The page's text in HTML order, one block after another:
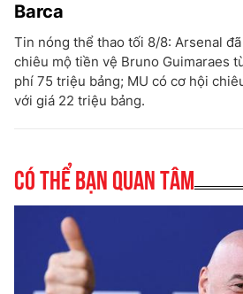
Barca
Tin nóng thể thao tối 8/8: Arsenal
chiêu mộ tiền vệ Bruno Guimaraes
phí 75 triệu bảng; MU có cơ hội
với giá 22 triệu bảng.
Có thể bạn quan tâm